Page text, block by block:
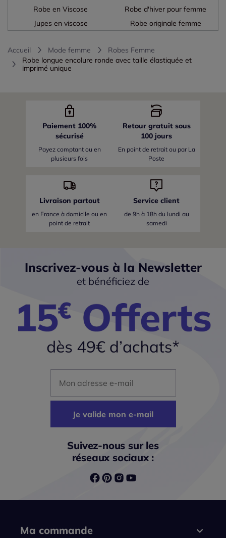
Robe en Viscose
Jupes en viscose
Robe d'hiver pour femme
Robe originale femme
Accueil Mode femme
Robes Femme
Robe longue encolure ronde avec taille élastiquée et
imprimé unique
Paiement 100%
sécurisé
Payez comptant ou en
plusieurs fois
Retour gratuit sous
100 jours
En point de retrait ou par La
Poste
Livraison partout
en France à domicile ou en
point de retrait
Service client
de 9h à 18h du lundi au
samedi
Inscrivez-vous à la Newsletter
et bénéficiez de
Je valide mon e-mail
Suivez-nous sur les
réseaux sociaux :
Ma commande